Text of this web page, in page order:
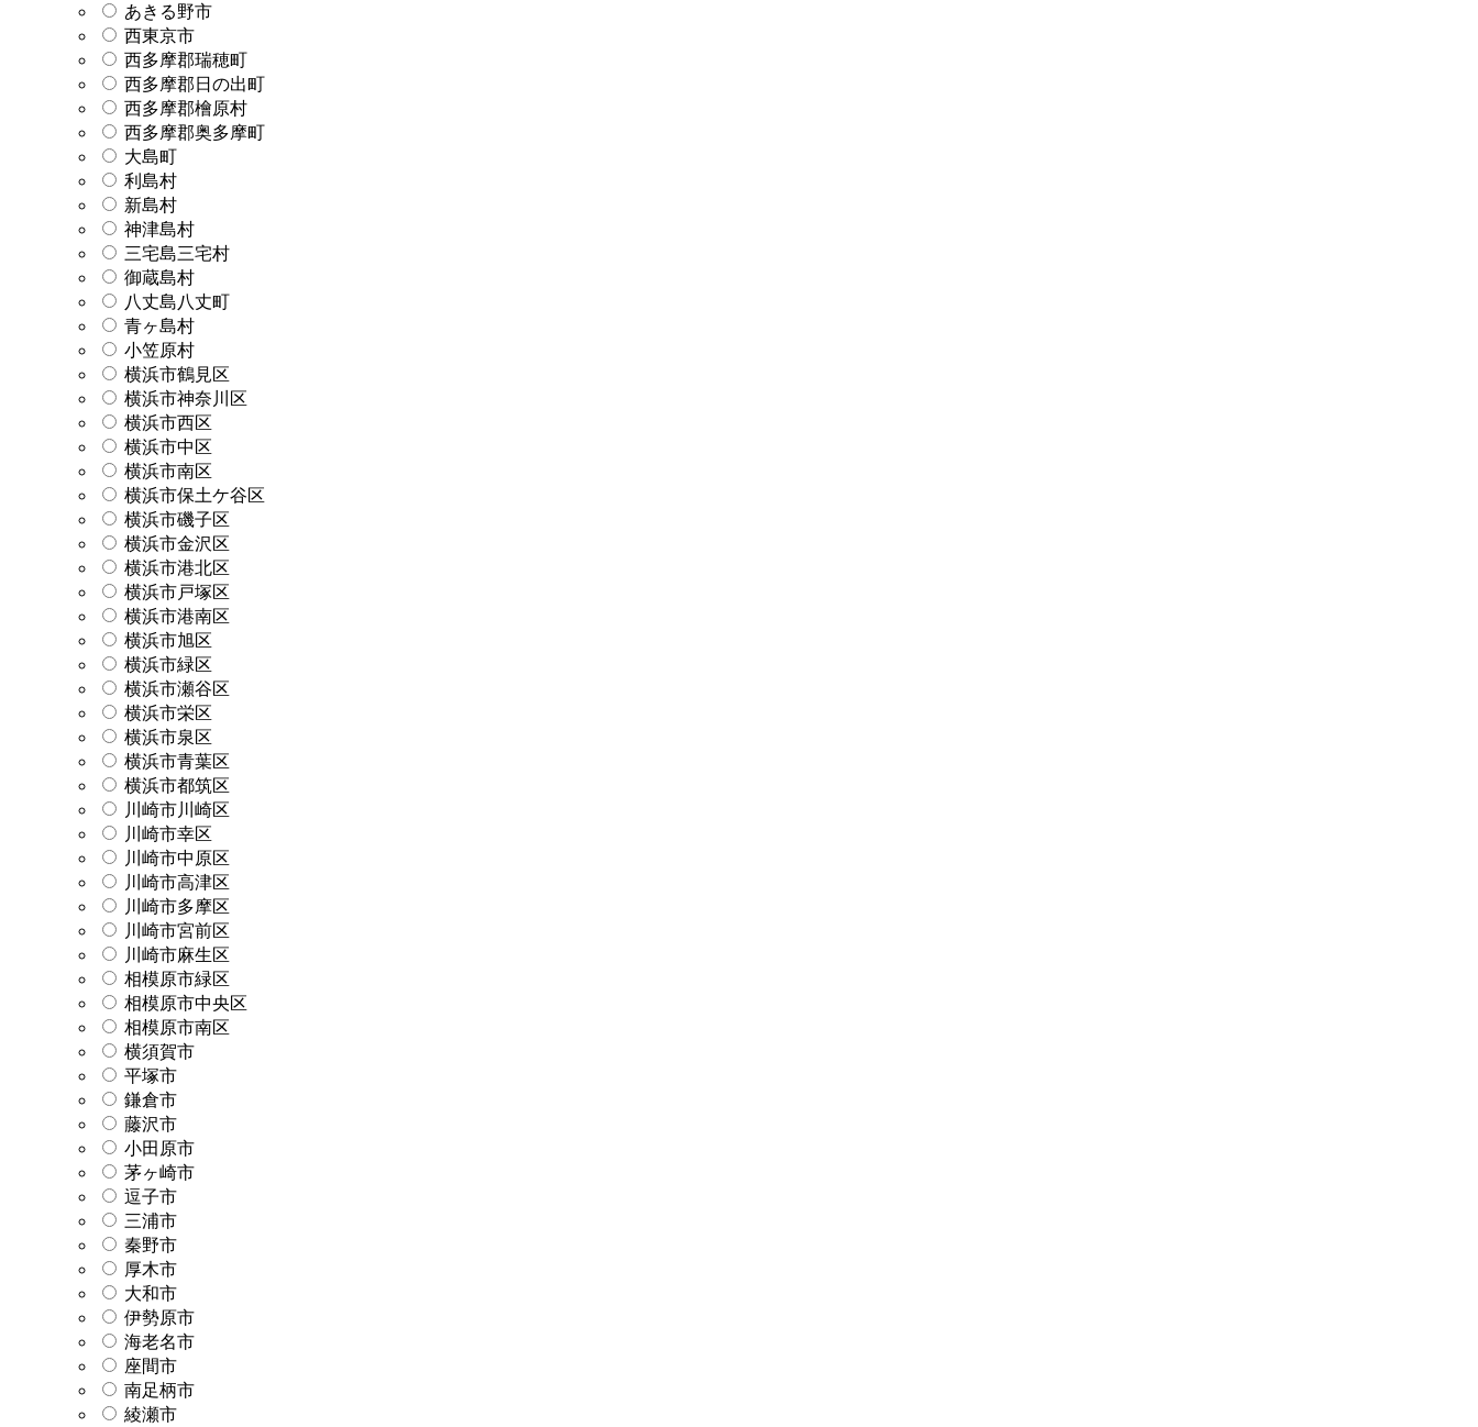
あきる野市
西東京市
西多摩郡瑞穂町
西多摩郡日の出町
西多摩郡檜原村
西多摩郡奥多摩町
大島町
利島村
新島村
神津島村
三宅島三宅村
御蔵島村
八丈島八丈町
青ヶ島村
小笠原村
横浜市鶴見区
横浜市神奈川区
横浜市西区
横浜市中区
横浜市南区
横浜市保土ケ谷区
横浜市磯子区
横浜市金沢区
横浜市港北区
横浜市戸塚区
横浜市港南区
横浜市旭区
横浜市緑区
横浜市瀬谷区
横浜市栄区
横浜市泉区
横浜市青葉区
横浜市都筑区
川崎市川崎区
川崎市幸区
川崎市中原区
川崎市高津区
川崎市多摩区
川崎市宮前区
川崎市麻生区
相模原市緑区
相模原市中央区
相模原市南区
横須賀市
平塚市
鎌倉市
藤沢市
小田原市
茅ヶ崎市
逗子市
三浦市
秦野市
厚木市
大和市
伊勢原市
海老名市
座間市
南足柄市
綾瀬市